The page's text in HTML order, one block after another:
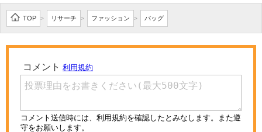
TOP > リサーチ > ファッション > バッグ